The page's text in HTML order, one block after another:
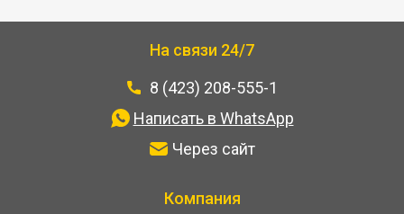
Компания
На связи 24/7
8 (423) 208-555-1
Написать в WhatsApp
Через сайт